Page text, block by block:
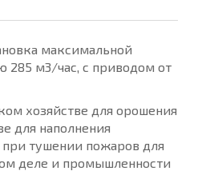
максимальной
285 м3/час, с приводом от
хозяйстве для орошения
для наполнения
тушении пожаров для
деле и промышленности